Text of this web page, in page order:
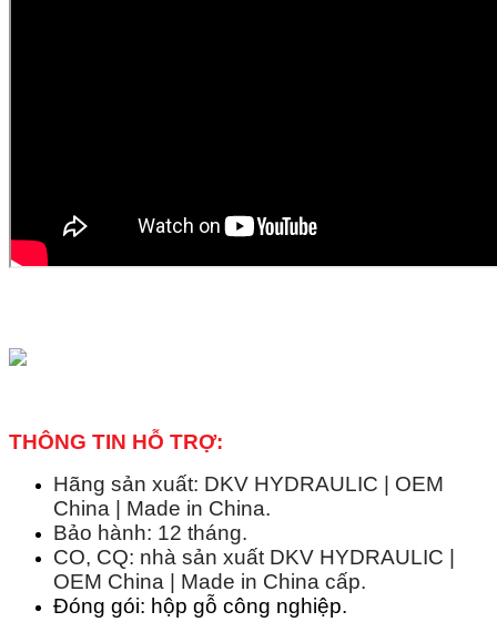
THÔNG TIN HỖ TRỢ:
Hãng sản xuất: DKV HYDRAULIC | OEM
China | Made in China.
Bảo hành: 12 tháng.
CO, CQ: nhà sản xuất DKV HYDRAULIC |
OEM China | Made in China cấp.
Đóng gói: hộp gỗ công nghiệp.